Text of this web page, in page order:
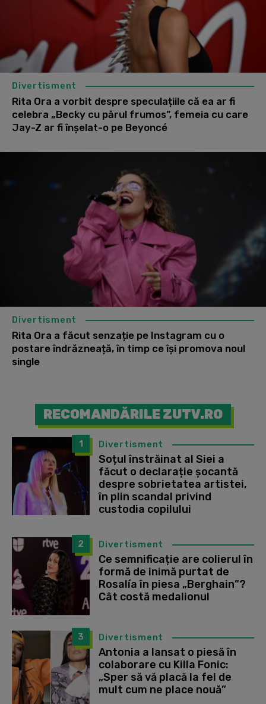
Divertisment
Rita Ora a vorbit despre speculațiile că ea ar fi
celebra „Becky cu părul frumos”, femeia cu care
Jay-Z ar fi înșelat-o pe Beyoncé
Divertisment
Rita Ora a făcut senzație pe Instagram cu o
postare îndrăzneață, în timp ce își promova noul
single
RECOMANDĂRILE ZUTV.RO
1 Divertisment
Soțul înstrăinat al Siei a
făcut o declarație șocantă
despre sobrietatea artistei,
în plin scandal privind
custodia copilului
2 Divertisment
Ce semnificație are colierul în
formă de inimă purtat de
Rosalía în piesa „Berghain”?
Cât costă medalionul
3 Divertisment
Antonia a lansat o piesă în
colaborare cu Killa Fonic:
„Sper să vă placă la fel de
mult cum ne place nouă”